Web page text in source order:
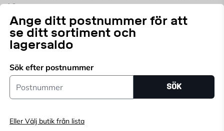
Ange ditt postnummer för att
se ditt sortiment och
lagersaldo
Sök efter postnummer
Postnummer
SÖK
Eller Välj butik från lista
och ett överflöd av designmöjligheter när det kommer
till konstruktion, färg, trä och räcke.
Läs mer
Endast online
Angepostnummer
FÄRG:ANTRACIT
Antracit
STEG: